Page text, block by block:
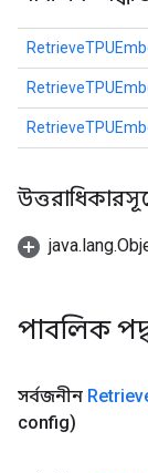
পাবলিক
সর্বজনীন
config)